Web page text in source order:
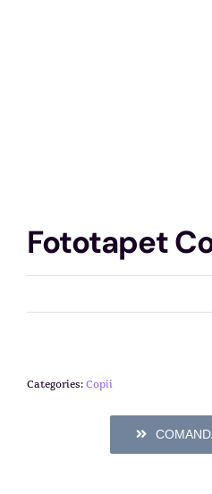
Fototapet
Categories:Copii